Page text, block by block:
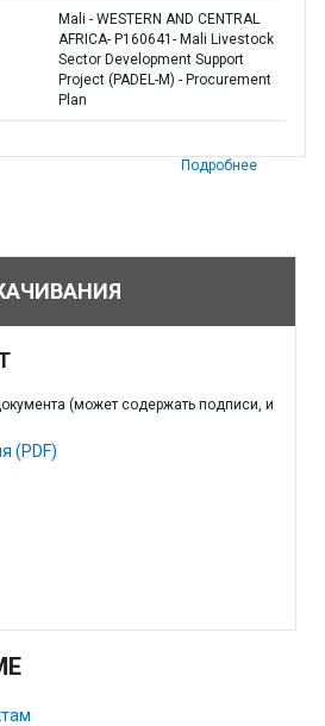
Mali - WESTERN AND CENTRAL
AFRICA- P160641- Mali Livestock
Sector Development Support
Project (PADEL-M) - Procurement
Plan
Подробнее
(может содержать подписи, и
(PDF)